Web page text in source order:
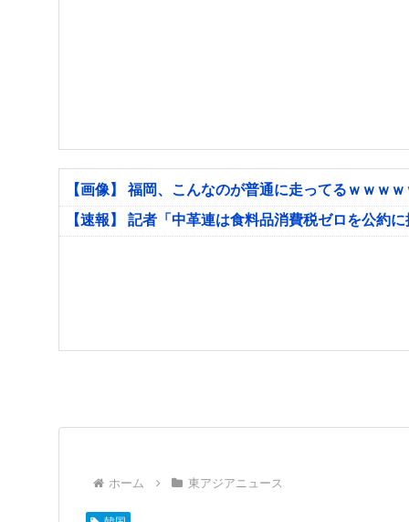
【画像】 福岡、こんなのが普通に走ってるｗｗｗ
【速報】 記者「中革連は食料品消費税ゼロを公約
ホーム 東アジアニュース